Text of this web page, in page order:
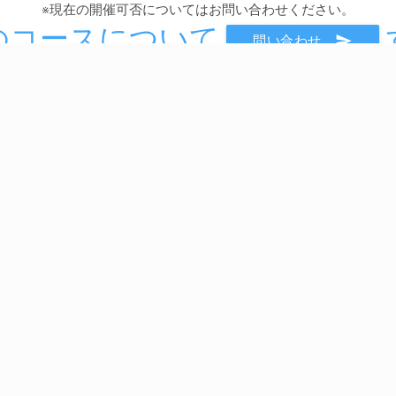
※現在の開催可否についてはお問い合わせください。
コースについて 問い合わせ send